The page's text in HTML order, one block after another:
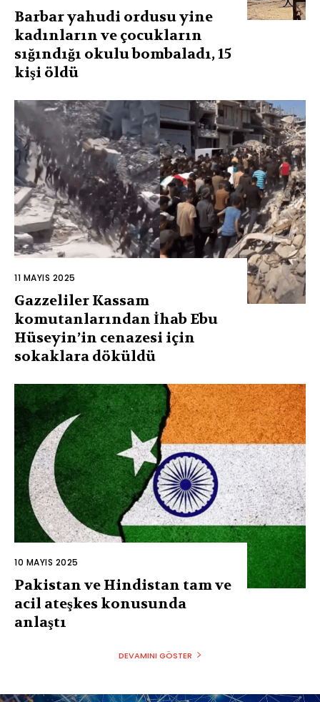
Barbar yahudi ordusu yine
kadınların ve çocukların
sığındığı okulu bombaladı, 15
kişi öldü
11 MAYIS 2025
Gazzeliler Kassam
komutanlarından İhab Ebu
Hüseyin’in cenazesi için
sokaklara döküldü
10 MAYIS 2025
Pakistan ve Hindistan tam ve
acil ateşkes konusunda
anlaştı
DEVAMINI GÖSTER